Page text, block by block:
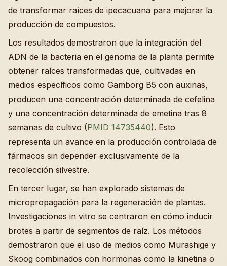
de transformar raíces de ipecacuana para mejorar la
producción de compuestos.
Los resultados demostraron que la integración del
ADN de la bacteria en el genoma de la planta permite
obtener raíces transformadas que, cultivadas en
medios específicos como Gamborg B5 con auxinas,
producen una concentración determinada de cefelina
y una concentración determinada de emetina tras 8
semanas de cultivo (PMID 14735440). Esto
representa un avance en la producción controlada de
fármacos sin depender exclusivamente de la
recolección silvestre.
En tercer lugar, se han explorado sistemas de
micropropagación para la regeneración de plantas.
Investigaciones in vitro se centraron en cómo inducir
brotes a partir de segmentos de raíz. Los métodos
demostraron que el uso de medios como Murashige y
Skoog combinados con hormonas como la kinetina o